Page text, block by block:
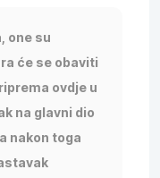
one su
će se obaviti
ovdje u
na glavni dio
nakon toga